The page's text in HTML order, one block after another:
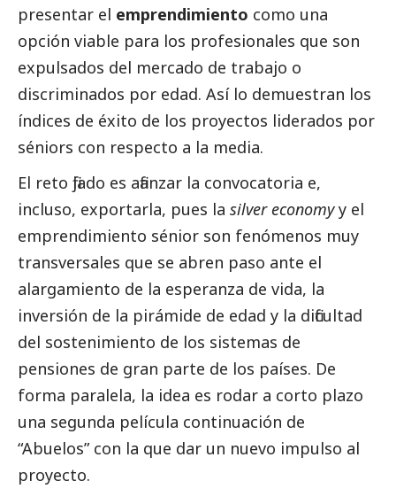
presentar el emprendimiento como una
opción viable para los profesionales que son
expulsados del mercado de trabajo o
discriminados por edad. Así lo demuestran los
índices de éxito de los proyectos liderados por
séniors con respecto a la media.
El reto fijado es afianzar la convocatoria e,
incluso, exportarla, pues la silver economyy el
emprendimiento sénior son fenómenos muy
transversales que se abren paso ante el
alargamiento de la esperanza de vida, la
inversión de la pirámide de edad y la dificultad
del sostenimiento de los sistemas de
pensiones de gran parte de los países. De
forma paralela, la idea es rodar a corto plazo
una segunda película continuación de
“Abuelos” con la que dar un nuevo impulso al
proyecto.